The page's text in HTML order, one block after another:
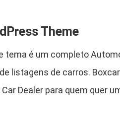
4
8
v
a
r
Theme
é um completo
listagens de carros.
Dealer para quem quer